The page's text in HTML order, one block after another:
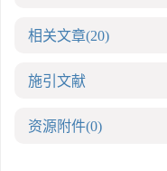
相关文章(20)
施引文献
资源附件(0)